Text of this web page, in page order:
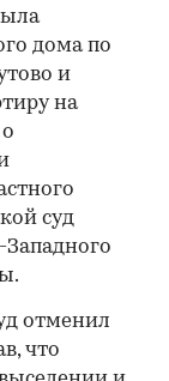
дома по
и
на
суд
отменил
что